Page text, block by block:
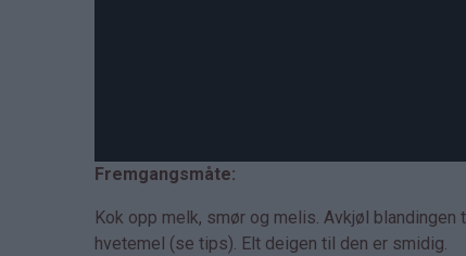
Fremgangsmåte:
Kok opp melk, smør og melis. Avkjøl
hvetemel (se tips). Elt deigen til den er smidig.